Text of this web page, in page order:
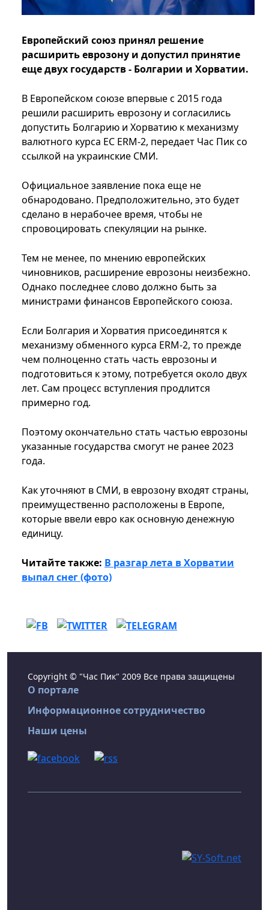
Европейский союз принял решение
расширить еврозону и допустил принятие
еще двух государств - Болгарии и Хорватии.
В Европейском союзе впервые с 2015 года
решили расширить еврозону и согласились
допустить Болгарию и Хорватию к механизму
валютного курса ЕС ERM-2, передает Час Пик со
ссылкой на украинские СМИ.
Официальное заявление пока еще не
обнародовано. Предположительно, это будет
сделано в нерабочее время, чтобы не
спровоцировать спекуляции на рынке.
Тем не менее, по мнению европейских
чиновников, расширение еврозоны неизбежно.
Однако последнее слово должно быть за
министрами финансов Европейского союза.
Если Болгария и Хорватия присоединятся к
механизму обменного курса ERM-2, то прежде
чем полноценно стать часть еврозоны и
подготовиться к этому, потребуется около двух
лет. Сам процесс вступления продлится
примерно год.
Поэтому окончательно стать частью еврозоны
указанные государства смогут не ранее 2023
года.
Как уточняют в СМИ, в еврозону входят страны,
преимущественно расположены в Европе,
которые ввели евро как основную денежную
единицу.
Читайте также: В разгар лета в Хорватии
выпал снег (фото)
Copyright © "Час Пик" 2009 Все права защищены
О портале
Информационное сотрудничество
Наши цены